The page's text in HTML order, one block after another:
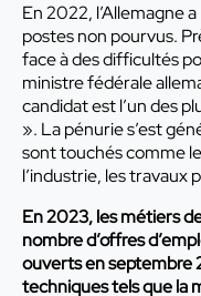
En 2022, l’Allemagne
postes non pourvus.
face à des difficultés
ministre fédérale
candidat est l’un des
». La pénurie s’est
sont touchés comme
l’industrie, les travaux
En 2023, les métiers
nombre d’offres
ouverts en septembre
techniques tels que la